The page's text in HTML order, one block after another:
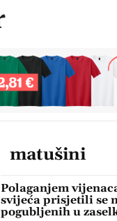
matušini
Polaganjem
svijeća prisjetili se
pogubljenih u